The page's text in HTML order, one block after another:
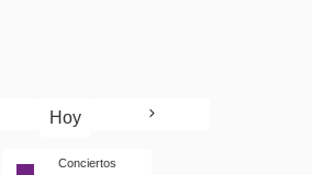
Hoy
Conciertos